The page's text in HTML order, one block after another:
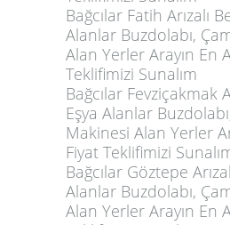
Bağcılar Fatih Arızalı
Alanlar Buzdolabı,
Alan Yerler Arayın En
Teklifimizi Sunalım
Bağcılar Fevziçakmak
Eşya Alanlar
Makinesi Alan Yerler
Fiyat Teklifimizi
Bağcılar Göztepe
Alanlar Buzdolabı,
Alan Yerler Arayın En